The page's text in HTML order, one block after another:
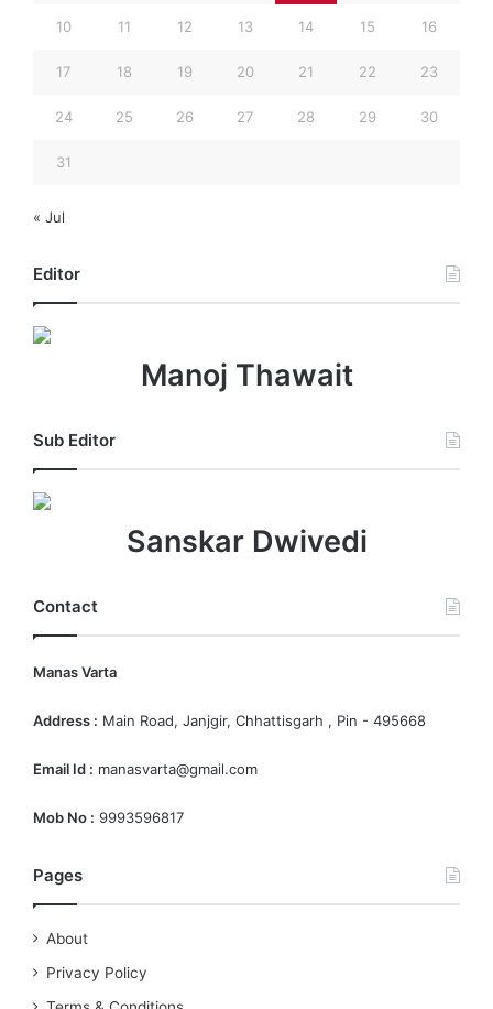
10 11 12 13 14 15 16
17 18 19 20 21 22 23
24 25 26 27 28 29 30
31
« Jul
Editor
Manoj Thawait
Sub Editor
Sanskar Dwivedi
Contact
Manas Varta
Address : Main Road, Janjgir, Chhattisgarh , Pin - 495668
Email Id : manasvarta@gmail.com
Mob No : 9993596817
Pages
About
Privacy Policy